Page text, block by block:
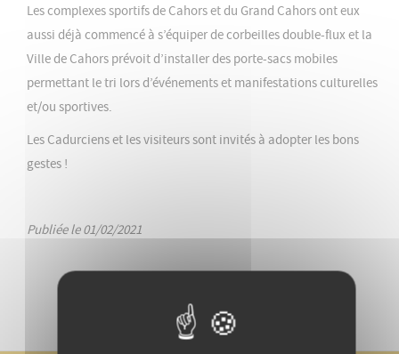
Les complexes sportifs de Cahors et du Grand Cahors ont eux
aussi déjà commencé à s’équiper de corbeilles double-flux et la
Ville de Cahors prévoit d’installer des porte-sacs mobiles
permettant le tri lors d’événements et manifestations culturelles
et/ou sportives.
Les Cadurciens et les visiteurs sont invités à adopter les bons
gestes !
Publiée le 01/02/2021